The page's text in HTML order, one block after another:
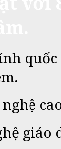
quốc
giáo